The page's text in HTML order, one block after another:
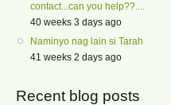
contact...can you help??....
40 weeks 3 days ago
Naminyo nag lain si Tarah
41 weeks 2 days ago
Recent blog posts